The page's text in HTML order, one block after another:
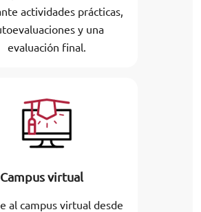
actividades prácticas,
y una
evaluación final.
Campus virtual
al campus virtual desde